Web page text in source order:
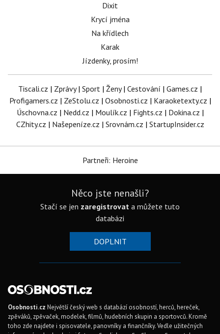
Dixit
Krycí jména
Na křídlech
Karak
Jízdenky, prosím!
Tiscali.cz | Zprávy| Sport | Ženy| Cestování | Games.cz |
Profigamers.cz | ZeStolu.cz | Osobnosti.cz | Karaoketexty.cz |
Úschovna.cz | Nedd.cz | Moulík.cz | Fights.cz | Dokina.cz |
CZhity.cz | Našepeníze.cz | Srovnám.cz | StartupInsider.cz
Partneři: Heroine
Něco jste nenašli?
Stačí se jen zaregistrovat a můžete tuto
databázi
DOPLNIT
Osobnosti.cz Největší český web s databází osobností, herců, hereček,
zpěváků, zpěvaček, modelek, filmů, hudebních skupin a sportovců. Kromě
toho zde najdete i spisovatele, panovníky a finančníky. Vedle užitečných